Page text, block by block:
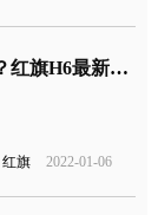
红旗全新产品规划流出？红旗H6最新谍照再度曝光
红旗 2022-01-06